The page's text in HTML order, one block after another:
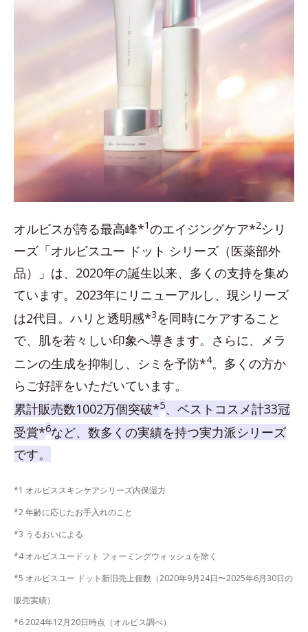
オルビスが誇る最高峰*1のエイジングケア*2シリ
ーズ「オルビスユー ドット シリーズ（医薬部外
品）」は、2020年の誕生以来、多くの支持を集め
ています。2023年にリニューアルし、現シリーズ
は2代目。ハリと透明感*3を同時にケアすること
で、肌を若々しい印象へ導きます。さらに、メラ
ニンの生成を抑制し、シミを予防*4。多くの方か
らご好評をいただいています。
累計販売数1002万個突破*5、ベストコスメ計33冠
受賞*6など、数多くの実績を持つ実力派シリーズ
です。
*1 オルビススキンケアシリーズ内保湿力
*2 年齢に応じたお手入れのこと
*3 うるおいによる
*4 オルビスユードット フォーミングウォッシュを除く
*5 オルビスユー ドット新旧売上個数（2020年9月24日〜2025年6月30日の
販売実績）
*6 2024年12月20日時点（オルビス調べ）